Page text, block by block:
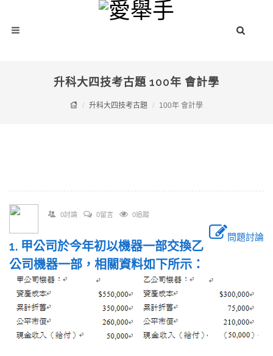
升科大四技考古題 100年 會計學
升科大四技考古題 100年 會計學
0討論 0留言 0追蹤
問題討論
1. 甲公司於今年初以機器一部交換乙
公司機器一部，相關資料如下所示：